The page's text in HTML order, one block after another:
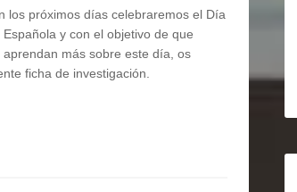
los próximos días celebraremos el Día
y con el objetivo de que
aprendan más sobre este día, os
ficha de investigación.